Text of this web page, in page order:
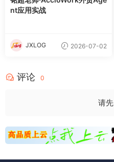
nt应用实战
JXLOG 2026-07-02
评论 0
请先